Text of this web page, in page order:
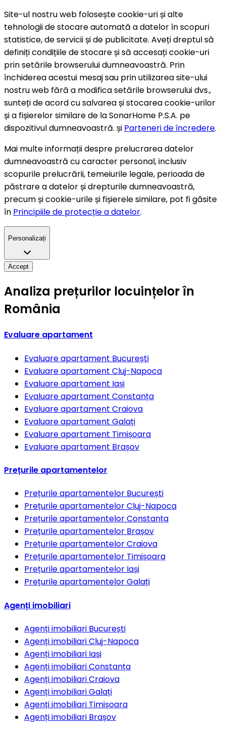
Site-ul nostru web folosește cookie-uri și alte
tehnologii de stocare automată a datelor în scopuri
statistice, de servicii și de publicitate. Aveți dreptul să
definiți condițiile de stocare și să accesați cookie-uri
prin setările browserului dumneavoastră. Prin
închiderea acestui mesaj sau prin utilizarea site-ului
nostru web fără a modifica setările browserului dvs.,
sunteți de acord cu salvarea și stocarea cookie-urilor
și a fișierelor similare de la SonarHome P.S.A. pe
dispozitivul dumneavoastră. și Parteneri de încredere.
Mai multe informații despre prelucrarea datelor
dumneavoastră cu caracter personal, inclusiv
scopurile prelucrării, temeiurile legale, perioada de
păstrare a datelor și drepturile dumneavoastră,
precum și cookie-urile și fișierele similare, pot fi găsite
în Principiile de protecție a datelor.
Personalizați
Accept
Analiza prețurilor locuințelor în
România
Evaluare apartament
Evaluare apartament București
Evaluare apartament Cluj-Napoca
Evaluare apartament Iași
Evaluare apartament Constanța
Evaluare apartament Craiova
Evaluare apartament Galați
Evaluare apartament Timișoara
Evaluare apartament Brașov
Prețurile apartamentelor
Prețurile apartamentelor București
Prețurile apartamentelorCluj-Napoca
Prețurile apartamentelorConstanța
Prețurile apartamentelor Brașov
Prețurile apartamentelorCraiova
Prețurile apartamentelor Timișoara
Prețurile apartamentelor Iași
Prețurile apartamentelorGalați
Agenți imobiliari
Agenți imobiliari București
Agenți imobiliariCluj-Napoca
Agenți imobiliari Iași
Agenți imobiliariConstanța
Agenți imobiliariCraiova
Agenți imobiliariGalați
Agenți imobiliari Timișoara
Agenți imobiliari Brașov